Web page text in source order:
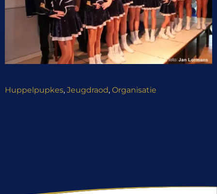
Huppelpupkes, Jeugdraod, Organisatie